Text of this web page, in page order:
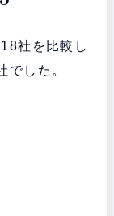
社を比較し
でした。